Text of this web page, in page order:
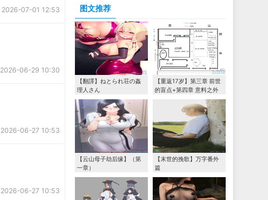
2026-07-01 12:53
2026-06-29 10:30
2026-06-27 10:53
2026-06-27 10:53
图文推荐
【翻譯】ねとられ荘の姦
理人さん
【重返17岁】第三章 前世
的盲点+第四章 意料之外
的相认+番外篇（本文为女
主第一视角，两万字更
【云山母子劫后缘】（第
一章）
【末世的挽歌】万字番外
篇